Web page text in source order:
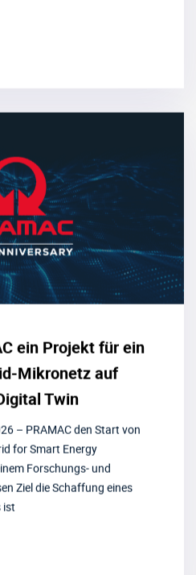
ein Projekt für ein
Mikronetz auf
Twin
– PRAMAC den Start von
for Smart Energy
Forschungs- und
Ziel die Schaffung eines
ist